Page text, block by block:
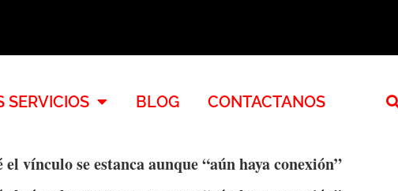
SERVICIOS BLOG CONTACTANOS
vínculo se estanca aunque “aún haya conexión”